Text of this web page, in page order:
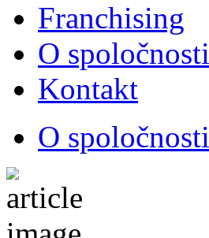
Franchising
O spoločnosti
Kontakt
O spoločnosti